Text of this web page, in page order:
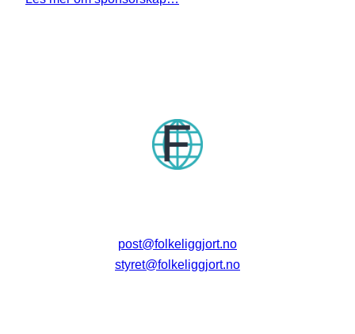
post@folkeliggjort.no
styret@folkeliggjort.no